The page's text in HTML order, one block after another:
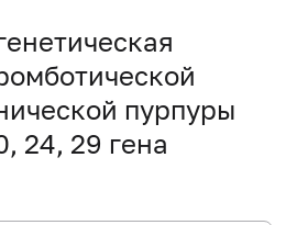
пурпуры
24, 29 гена